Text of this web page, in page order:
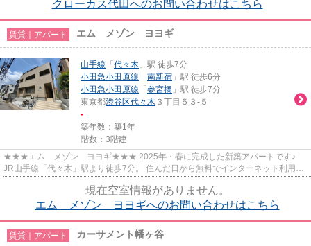
クローカス代田へのお問い合わせはこちら
賃貸｜アパート エム メゾン ヨヨギ
山手線 「 代々木 」駅 徒歩7分
小田急小田原線 「 南新宿 」駅 徒歩6分
小田急小田原線 「 参宮橋 」駅 徒歩7分
東京都渋谷区代々木 ３丁目５３-５
-
築年数：築1年
階数：3階建
★★★エム メゾン ヨヨギ★★★ 2025年・春に完成した新築アパートです♪
JR山手線「代々木」駅より徒歩7分。 住んだ日から無料でインターネット利用で
現在空室情報がありません。
エム メゾン ヨヨギへのお問い合わせはこちら
賃貸｜アパート カーサメント幡ヶ谷